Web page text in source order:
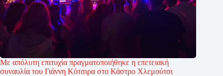
Με απόλυτη επιτυχία πραγματοποιήθηκε η επετειακή
συναυλία του Γιάννη Κότσιρα στο Κάστρο Χλεμούτσι